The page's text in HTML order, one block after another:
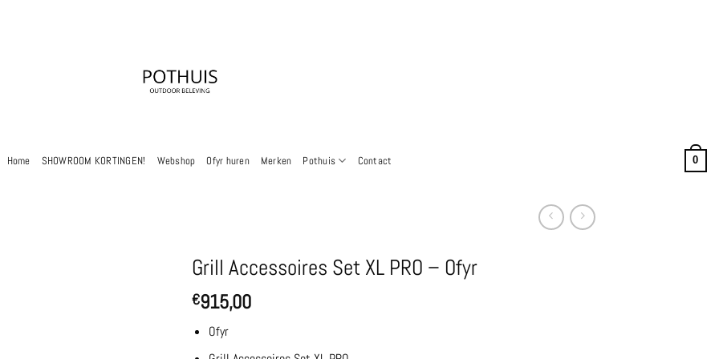
Home SHOWROOM KORTINGEN! Webshop Ofyr huren Merken Pothuis Contact 0
Grill Accessoires Set XL PRO – Ofyr
€915,00
Ofyr